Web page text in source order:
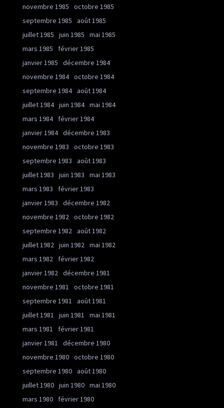
novembre 1985
octobre 1985
septembre 1985
août 1985
juillet 1985
juin 1985
mai 1985
mars 1985
février 1985
janvier 1985
décembre 1984
novembre 1984 octobre 1984
septembre 1984 août 1984
juillet 1984 juin 1984 mai 1984
mars 1984
février 1984
janvier 1984 décembre 1983
novembre 1983
octobre 1983
septembre 1983
août 1983
juillet 1983
juin 1983
mai 1983
mars 1983
février 1983
janvier 1983
décembre 1982
novembre 1982 octobre 1982
septembre 1982 août 1982
juillet 1982 juin 1982 mai 1982
mars 1982
février 1982
janvier 1982 décembre 1981
novembre 1981
octobre 1981
septembre 1981
août 1981
juillet 1981
juin 1981
mai 1981
mars 1981
février 1981
janvier 1981
décembre 1980
novembre 1980 octobre 1980
septembre 1980 août 1980
juillet 1980 juin 1980 mai 1980
mars 1980
février 1980